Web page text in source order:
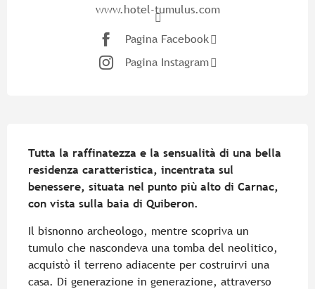
www.hotel-tumulus.com
Pagina Facebook
Pagina Instagram
Tutta la raffinatezza e la sensualità di una bella
residenza caratteristica, incentrata sul
benessere, situata nel punto più alto di Carnac,
con vista sulla baia di Quiberon.
Il bisnonno archeologo, mentre scopriva un
tumulo che nascondeva una tomba del neolitico,
acquistò il terreno adiacente per costruirvi una
casa. Di generazione in generazione, attraverso